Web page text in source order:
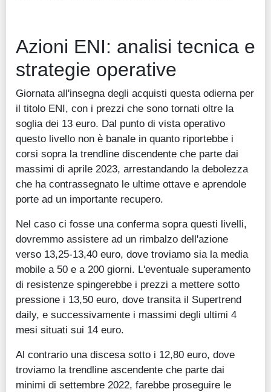
Azioni ENI: analisi tecnica e
strategie operative
Giornata all'insegna degli acquisti questa odierna per
il titolo ENI, con i prezzi che sono tornati oltre la
soglia dei 13 euro. Dal punto di vista operativo
questo livello non è banale in quanto riportebbe i
corsi sopra la trendline discendente che parte dai
massimi di aprile 2023, arrestandando la debolezza
che ha contrassegnato le ultime ottave e aprendole
porte ad un importante recupero.
Nel caso ci fosse una conferma sopra questi livelli,
dovremmo assistere ad un rimbalzo dell'azione
verso 13,25-13,40 euro, dove troviamo sia la media
mobile a 50 e a 200 giorni. L'eventuale superamento
di resistenze spingerebbe i prezzi a mettere sotto
pressione i 13,50 euro, dove transita il Supertrend
daily, e successivamente i massimi degli ultimi 4
mesi situati sui 14 euro.
Al contrario una discesa sotto i 12,80 euro, dove
troviamo la trendline ascendente che parte dai
minimi di settembre 2022, farebbe proseguire le